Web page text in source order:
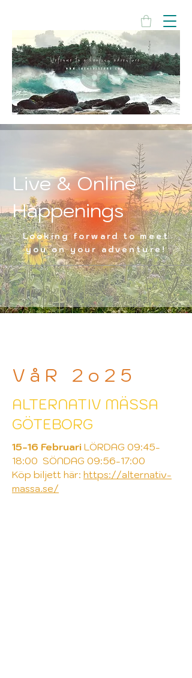
Live & Online
Happenings
Looking forward to meet
you on your adventure!
V å R 2 o 2 5
ALTERNATIV MÄSSA
GÖTEBORG
15-16 Februari LÖRDAG 09:45-
18:00 SÖNDAG 09:56-17:00
Köp biljett här: https://alternativ-
massa.se/